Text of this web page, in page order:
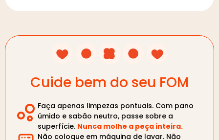
Cuide bem do seu FOM
Faça apenas limpezas pontuais. Com pano
úmido e sabão neutro, passe sobre a
superfície. Nunca molhe a peça inteira.
Não coloque em máquina de lavar. Não